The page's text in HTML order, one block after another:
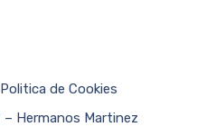
Politica de Cookies
– Hermanos Martinez